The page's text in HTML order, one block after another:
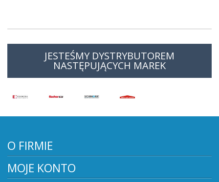
JESTEŚMY DYSTRYBUTOREM
NASTĘPUJĄCYCH MAREK
O FIRMIE
MOJE KONTO